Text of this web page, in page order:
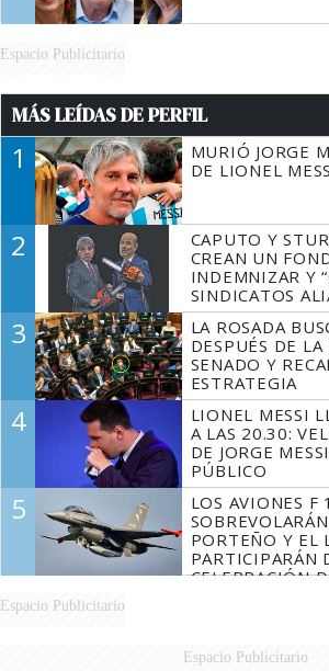
Espacio Publicitario
MÁS LEÍDAS DE PERFIL
1
MURIÓ JORGE
DE LIONEL
2
CAPUTO Y
CREAN UN
INDEMNIZAR Y
SINDICATOS
3
LA ROSADA
DESPUÉS DE
SENADO Y
ESTRATEGIA
4
LIONEL MESSI
A LAS 20.30:
DE JORGE
PÚBLICO
5
LOS AVIONES F
PORTEÑO Y EL
PARTICIPARÁN
CELEBRACIÓN
Espacio Publicitario
Espacio Publicitario